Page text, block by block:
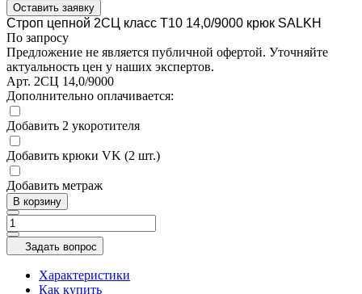
Оставить заявку
Строп цепной 2СЦ класс Т10 14,0/9000 крюк SALKH
По запросу
Предложение не является публичной офертой. Уточняйте
актуальность цен у наших экспертов.
Арт. 2СЦ 14,0/9000
Дополнительно оплачивается:
Добавить 2 укоротителя
Добавить крюки VK (2 шт.)
Добавить метраж
В корзину
Задать вопрос
Характеристики
Как купить